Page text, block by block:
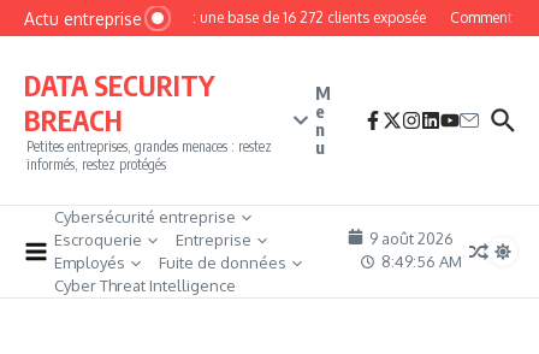
Aller au contenu
Actu entrepriseMyPhoto : une base de 16 272 clients exposée Comment
DATA SECURITY
BREACH
Petites entreprises, grandes menaces : restez
informés, restez protégés
M
e
n
u
Cybersécurité entreprise
Escroquerie
Entreprise
Employés
Fuite de données
Cyber Threat Intelligence
9 août 2026
8:49:57 AM